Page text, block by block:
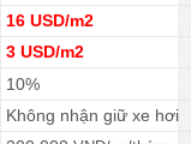
16 USD/m2
3 USD/m2
10%
Không nhận giữ xe hơi